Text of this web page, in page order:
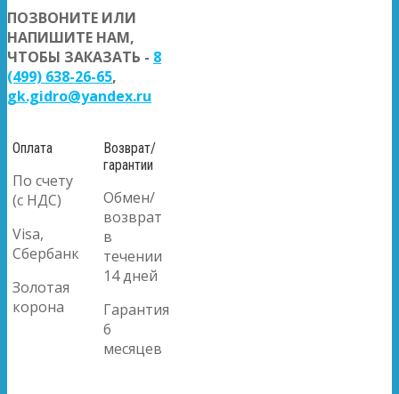
ПОЗВОНИТЕ ИЛИ
НАПИШИТЕ НАМ,
ЧТОБЫ ЗАКАЗАТЬ - 8
(499) 638-26-65,
gk.gidro@yandex.ru
Оплата
По счету
(с НДС)
Visa,
Сбербанк
Золотая
корона
Возврат/
гарантии
Обмен/
возврат
в
течении
14 дней
Гарантия
6
месяцев